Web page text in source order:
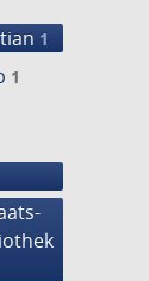
1
1